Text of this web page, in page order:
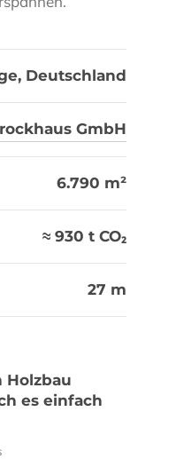
Deutschland
GmbH
6.790 m²
≈ 930 t CO₂
27 m
es einfach